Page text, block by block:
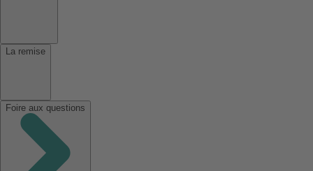
La remise
Foire aux questions